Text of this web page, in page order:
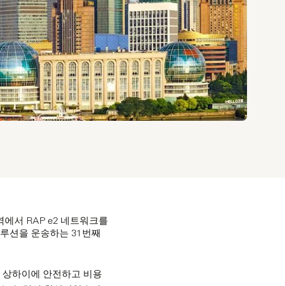
에서 RAP e2 네트워크를
션을 운송하는 31번째
상하이에 안전하고 비용